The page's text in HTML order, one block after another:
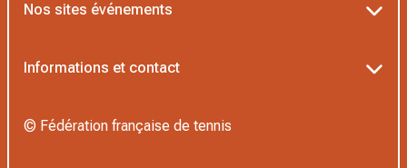
L’Institut Formation Tennis
Nos sites événements
Informations et contact
© Fédération française de tennis